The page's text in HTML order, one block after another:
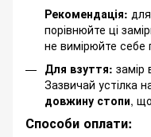
Рекомендація:
порівнюйте ці
не вимірюйте себе
Для взуття: замір
Зазвичай устілка
довжину стопи,
Способи оплати: